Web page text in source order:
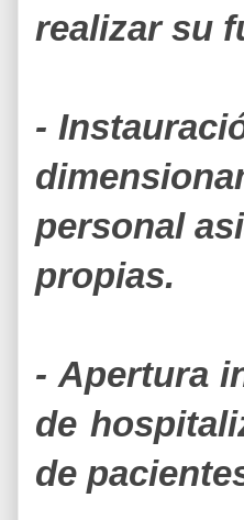
realizar su
-
personal
propias.
- Apertura
de
de